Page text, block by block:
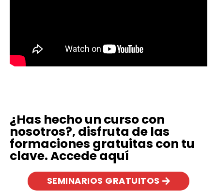
¿Has hecho un curso con
nosotros?, disfruta de las
formaciones gratuitas con tu
clave. Accede aquí
SEMINARIOS GRATUITOS